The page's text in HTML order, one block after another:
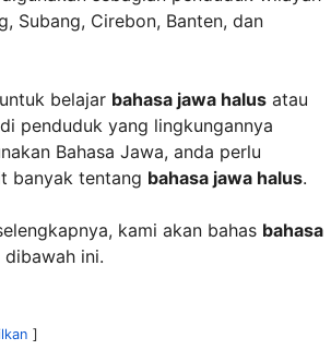
Subang, Cirebon, Banten, dan
belajar bahasa jawa halus atau
penduduk yang lingkungannya
Bahasa Jawa, anda perlu
banyak tentang bahasa jawa halus.
kami akan bahas bahasa
ini.